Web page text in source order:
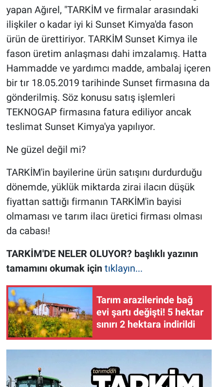
yapan Ağırel, "TARKİM ve firmalar arasındaki
ilişkiler o kadar iyi ki Sunset Kimya'da fason
ürün de ürettiriyor. TARKİM Sunset Kimya ile
fason üretim anlaşması dahi imzalamış. Hatta
Hammadde ve yardımcı madde, ambalaj içeren
bir tır 18.05.2019 tarihinde Sunset firmasına da
gönderilmiş. Söz konusu satış işlemleri
TEKNOGAP firmasına fatura ediliyor ancak
teslimat Sunset Kimya'ya yapılıyor.
Ne güzel değil mi?
TARKİM'in bayilerine ürün satışını durdurduğu
dönemde, yüklük miktarda zirai ilacın düşük
fiyattan sattığı firmanın TARKİM'in bayisi
olmaması ve tarım ilacı üretici firması olması
da cabası!
TARKİM'DE NELER OLUYOR? başlıklı yazının
tamamını okumak için tıklayın...
Tarım arazilerinde bağ
evi şartı değişti! 5 hektar
sınırı 2 hektara indirildi